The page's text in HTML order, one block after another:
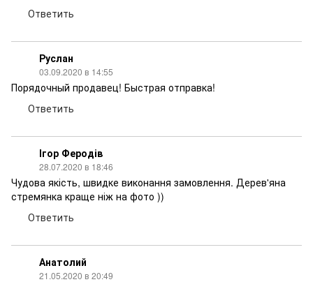
Ответить
Руслан
03.09.2020 в 14:55
Порядочный продавец! Быстрая отправка!
Ответить
Ігор Феродів
28.07.2020 в 18:46
Чудова якість, швидке виконання замовлення. Дерев'яна
стремянка краще ніж на фото ))
Ответить
Анатолий
21.05.2020 в 20:49